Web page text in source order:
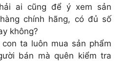
ai cũng để ý xem sản
chính hãng, có đủ số
không?
ta luôn mua sản phẩm
bán mà quên kiểm tra